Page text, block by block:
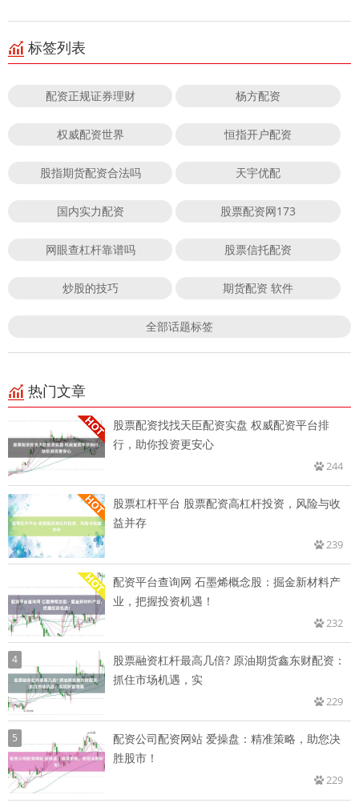
标签列表
配资正规证券理财 杨方配资
权威配资世界 恒指开户配资
股指期货配资合法吗 天宇优配
国内实力配资 股票配资网173
网眼查杠杆靠谱吗 股票信托配资
炒股的技巧 期货配资 软件
全部话题标签
热门文章
股票配资找找天臣配资实盘 权威配资平台排
行，助你投资更安心
244
股票杠杆平台 股票配资高杠杆投资，风险与收
益并存
239
配资平台查询网 石墨烯概念股：掘金新材料产
业，把握投资机遇！
232
4
股票融资杠杆最高几倍? 原油期货鑫东财配资：
抓住市场机遇，实
229
5
配资公司配资网站 爱操盘：精准策略，助您决
胜股市！
229